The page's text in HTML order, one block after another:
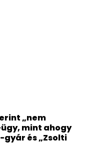
„nem
mint ahogy
gyár és „Zsolti